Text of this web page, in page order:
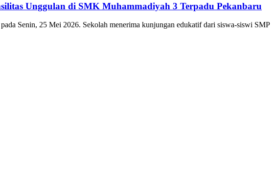
Unggulan di SMK Muhammadiyah 3 Terpadu Pekanbaru
Senin, 25 Mei 2026. Sekolah menerima kunjungan edukatif dari siswa-siswi SMP